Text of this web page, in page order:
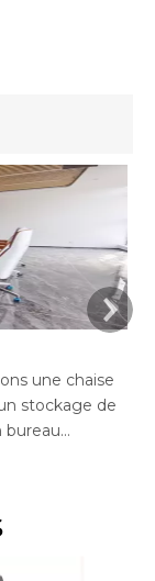
une chaise
stockage de
bureau